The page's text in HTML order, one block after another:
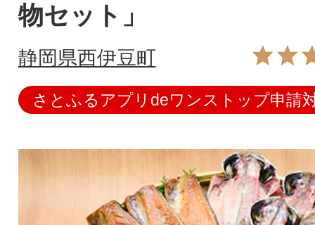
物セット」
静岡県西伊豆町
さとふるアプリdeワンストップ申請